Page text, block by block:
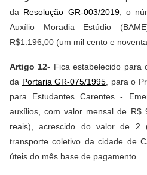
da Resolução GR-003/2019, o
Auxílio Moradia Estúdio
R$1.196,00 (um mil cento e
Artigo 12- Fica estabelecido para
da Portaria GR-075/1995 , para o
para Estudantes Carentes -
auxílios, com valor mensal de R$
reais), acrescido do valor de 2
transporte coletivo da cidade de
úteis do mês base de pagamento.